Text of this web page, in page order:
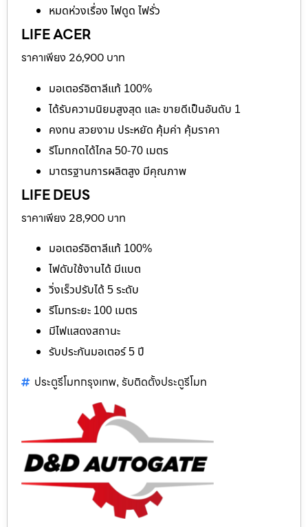
หมดห่วงเรื่อง ไฟดูด ไฟรั่ว
LIFE ACER
ราคาเพียง 26,900 บาท
มอเตอร์อิตาลีแท้ 100%
ได้รับความนิยมสูงสุด และ ขายดีเป็นอันดับ 1
คงทน สวยงาม ประหยัด คุ้มค่า คุ้มราคา
รีโมทกดได้ไกล 50-70 เมตร
มาตรฐานการผลิตสูง มีคุณภาพ
LIFE DEUS
ราคาเพียง 28,900 บาท
มอเตอร์อิตาลีแท้ 100%
ไฟดับใช้งานได้ มีแบต
วิ่งเร็วปรับได้ 5 ระดับ
รีโมทระยะ 100 เมตร
มีไฟแสดงสถานะ
รับประกันมอเตอร์ 5 ปี
ประตูรีโมทกรุงเทพ, รับติดตั้งประตูรีโมท